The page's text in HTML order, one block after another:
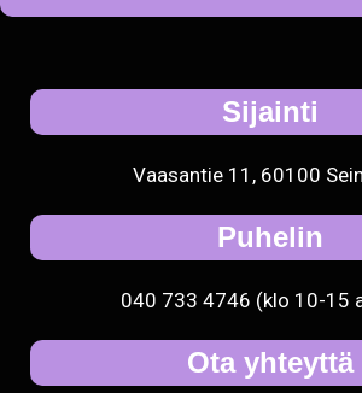
Sijainti
Vaasantie 11, 60100
Puhelin
040 733 4746 (klo 10-15
Ota yhteyttä